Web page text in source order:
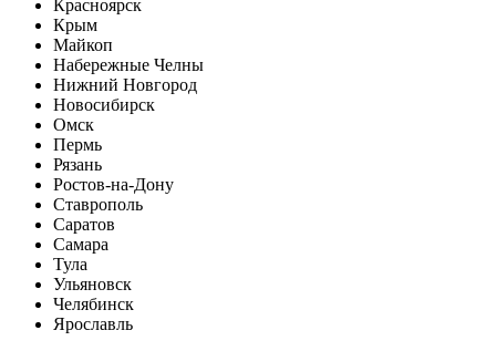
Красноярск
Крым
Майкоп
Набережные Челны
Нижний Новгород
Новосибирск
Омск
Пермь
Рязань
Ростов-на-Дону
Ставрополь
Саратов
Самара
Тула
Ульяновск
Челябинск
Ярославль